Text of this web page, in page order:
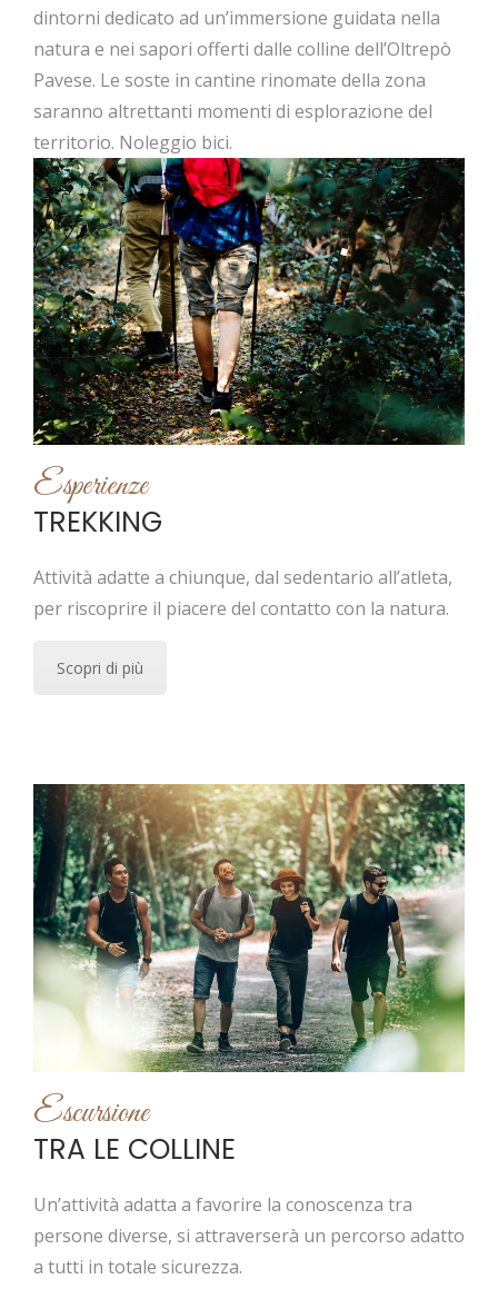
dintorni dedicato ad un’immersione guidata nella
natura e nei sapori offerti dalle colline dell’Oltrepò
Pavese. Le soste in cantine rinomate della zona
saranno altrettanti momenti di esplorazione del
territorio. Noleggio bici.
Esperienze
TREKKING
Attività adatte a chiunque, dal sedentario all’atleta,
per riscoprire il piacere del contatto con la natura.
Scopri di più
Escursione
TRA LE COLLINE
Un’attività adatta a favorire la conoscenza tra
persone diverse, si attraverserà un percorso adatto
a tutti in totale sicurezza.